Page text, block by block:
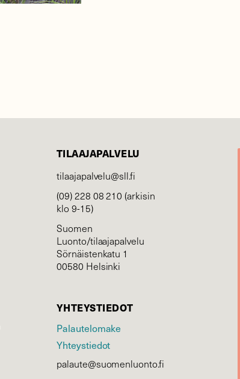
TILAAJAPALVELU
tilaajapalvelu@sll.fi
(09) 228 08 210 (arkisin
klo 9-15)
Suomen
Luonto/tilaajapalvelu
Sörnäistenkatu 1
00580 Helsinki
YHTEYSTIEDOT
Palautelomake
Yhteystiedot
palaute@suomenluonto.fi